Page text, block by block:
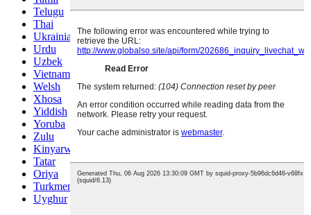
Telugu
Thai
Ukrainian
Urdu
Uzbek
Vietnamese
Welsh
Xhosa
Yiddish
Yoruba
Zulu
Kinyarwanda
Tatar
Oriya
Turkmen
Uyghur